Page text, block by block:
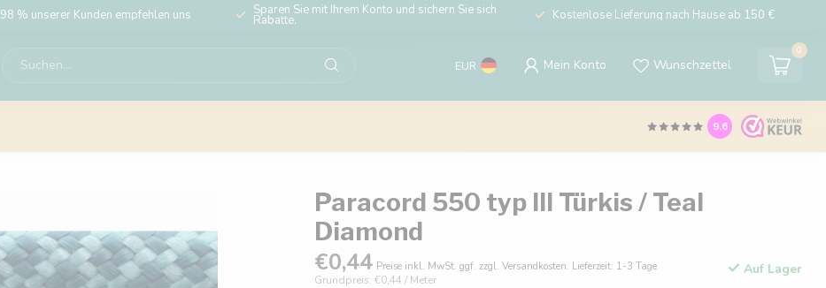
98 % unserer Kunden empfehlen uns Sparen Sie mit Ihrem Konto und sichern Sie sich
Rabatte. Kostenlose Lieferung nach Hause ab 150 €
EUR Mein Konto Wunschzettel
0
9.6
Paracord 550 typ III Türkis / Teal
Diamond
€0,44 Preise inkl. MwSt. ggf. zzgl. Versandkosten. Lieferzeit: 1-3 Tage
Grundpreis: €0,44 / Meter
Auf Lager